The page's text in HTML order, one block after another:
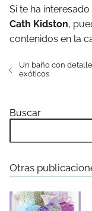
Si te ha interesado
Cath Kidston,
contenidos en la
Un baño con
exóticos
Buscar
Otras